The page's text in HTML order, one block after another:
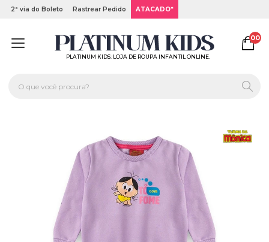
2ª via do Boleto Rastrear Pedido ATACADO*
PLATINUM KIDS: LOJA DE ROUPA INFANTIL ONLINE.
00